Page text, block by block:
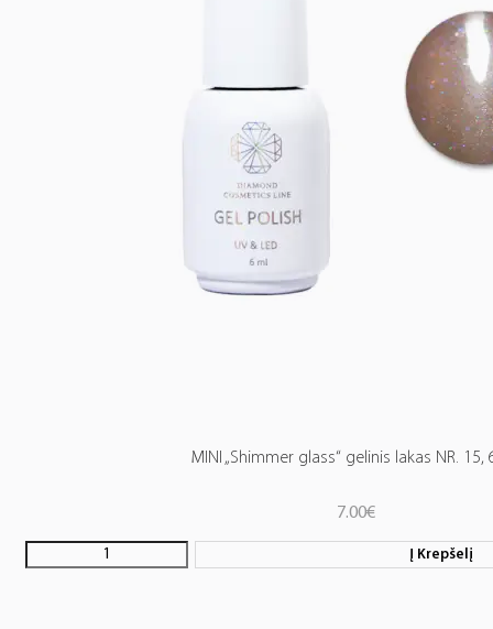
MINI „Shimmer glass“ gelinis lakas NR. 15,
7.00€
Į Krepšelį